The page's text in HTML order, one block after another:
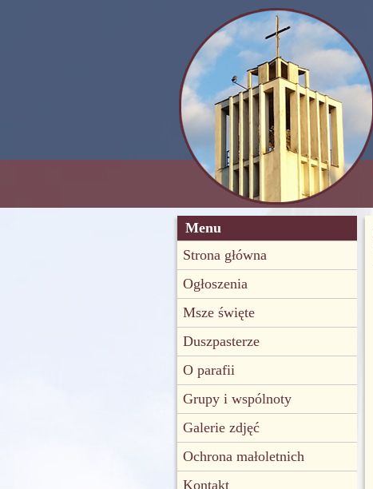
Menu
Strona główna
Ogłoszenia
Msze święte
Duszpasterze
O parafii
Grupy i wspólnoty
Galerie zdjęć
Ochrona małoletnich
Kontakt